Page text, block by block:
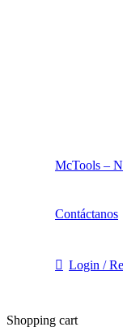
McTools –
Contáctanos
Login /
Shopping cart